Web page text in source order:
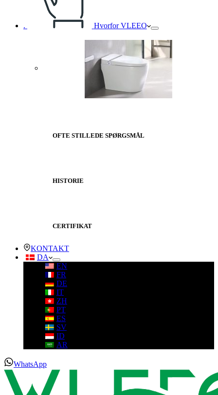
. Hvorfor VLEEO
OFTE STILLEDE SPØRGSMÅL
HISTORIE
CERTIFIKAT
KONTAKT
DA
EN
FR
DE
IT
ZH
PT
ES
SV
ID
AR
WhatsApp